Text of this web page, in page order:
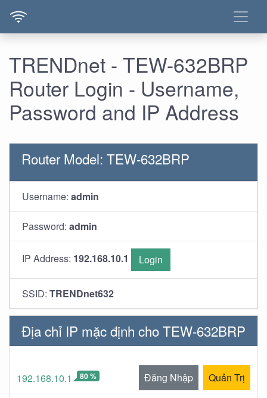
TRENDnet - TEW-632BRP
Router Login - Username,
Password and IP Address
Router Model: TEW-632BRP
Username: admin
Password: admin
IP Address: 192.168.10.1 Login
SSID: TRENDnet632
Địa chỉ IP mặc định cho TEW-632BRP
192.168.10.1 80 % Đăng Nhập Quản Trị